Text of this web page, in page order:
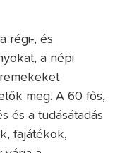
régi-, és
a népi
meg. A 60 fős,
és a tudásátadás
fajátékok,